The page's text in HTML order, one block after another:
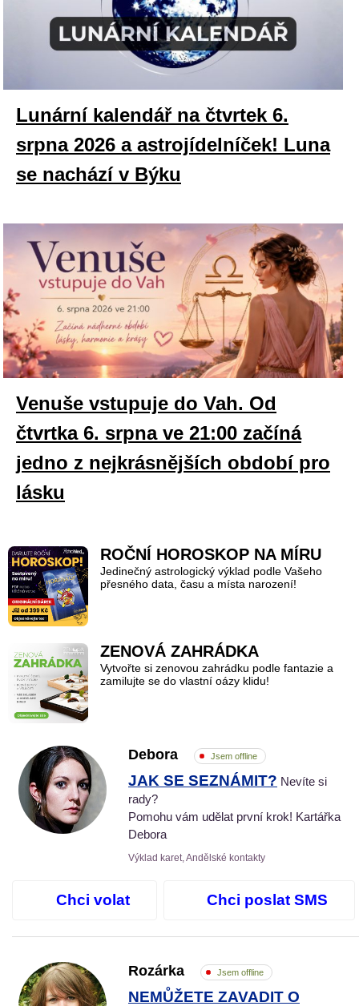
Lunární kalendář na čtvrtek 6.
srpna 2026 a astrojídelníček! Luna
se nachází v Býku
Venuše vstupuje do Vah. Od
čtvrtka 6. srpna ve 21:00 začíná
jedno z nejkrásnějších období pro
lásku
ROČNÍ HOROSKOP NA MÍRU
Jedinečný astrologický výklad podle Vašeho
přesného data, času a místa narození!
ZENOVÁ ZAHRÁDKA
Vytvořte si zenovou zahrádku podle fantazie a
zamilujte se do vlastní oázy klidu!
Debora Jsem offline
JAK SE SEZNÁMIT? Nevíte si
rady?
Pomohu vám udělat první krok! Kartářka
Debora
Výklad karet, Andělské kontakty
Chci volat Chci poslat SMS
Rozárka Jsem offline
NEMŮŽETE ZAVADIT O